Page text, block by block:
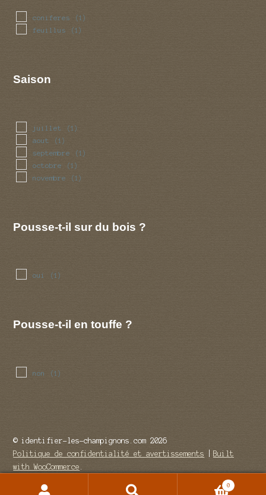
coniferes (1)
feuillus (1)
Saison
juillet (1)
aout (1)
septembre (1)
octobre (1)
novembre (1)
Pousse-t-il sur du bois ?
oui (1)
Pousse-t-il en touffe ?
non (1)
© identifier-les-champignons.com 2026
Politique de confidentialité et avertissements
Built
with WooCommerce
0